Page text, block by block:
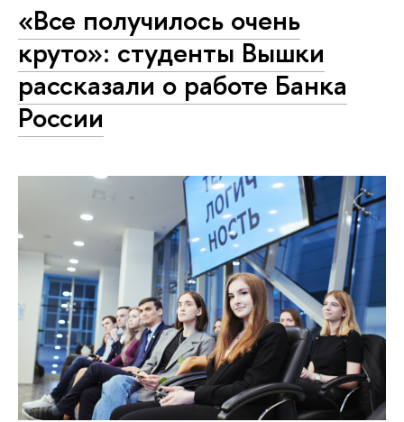
«Все получилось очень
круто»: студенты Вышки
рассказали о работе Банка
России